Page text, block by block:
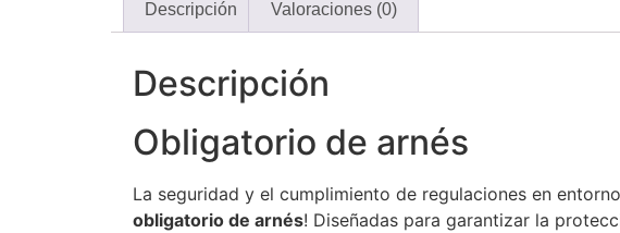
Descripción Valoraciones (0)
Descripción
Obligatorio de arnés
La seguridad y el cumplimiento de regulaciones en
obligatorio de arnés! Diseñadas para garantizar la